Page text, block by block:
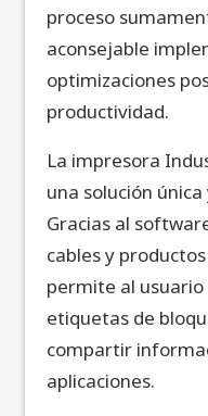
proceso
aconsejable
optimizaciones
productividad.
La impresora
una solución
Gracias al
cables y
permite al
etiquetas de
compartir
aplicaciones.